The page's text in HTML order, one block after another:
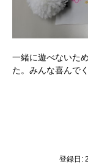
一緒に遊べないた
た。みんな喜んで
登録日: